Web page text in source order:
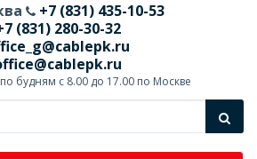
+7 (831) 435-10-53
(831) 280-30-32
будням с 8.00 до 17.00 по Москве